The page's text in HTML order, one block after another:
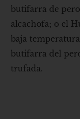
butifarra de
alcachofa; o el
baja
butifarra del
trufada.